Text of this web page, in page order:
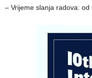
– Vrijeme slanja radova: od